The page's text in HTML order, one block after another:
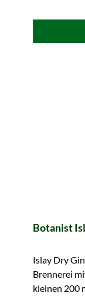
Botanist
Islay Dry
Brennerei
kleinen 200